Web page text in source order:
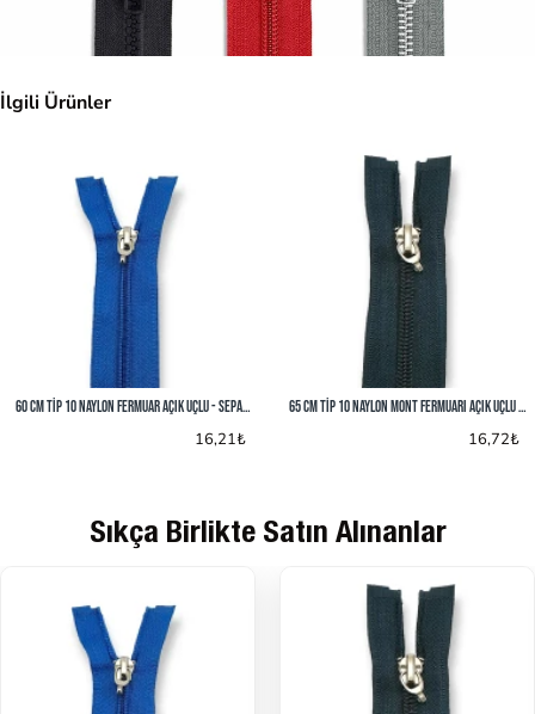
İlgili Ürünler
70 cm Tip 10 Naylon Fermuar Açık Uçlu - Separe ZPS0070T10
17,21₺
75 cm Tip 10 Naylon Mont Fermuarı Açık Uçlu - Separe ZPS0075T10
17,84₺
Sıkça Birlikte Satın Alınanlar